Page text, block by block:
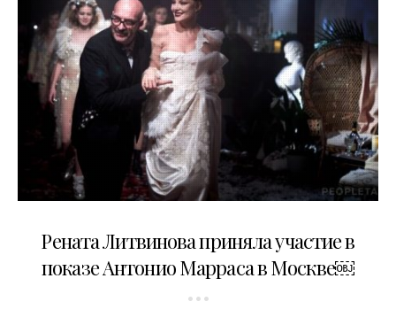
Рената Литвинова приняла участие в
показе Антонио Марраса в Москве￼